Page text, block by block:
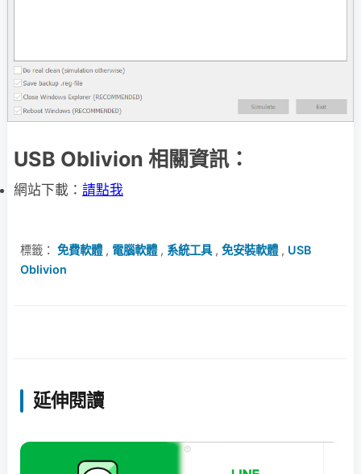
USB Oblivion 相關資訊：
網站下載： 請點我
標籤： 免費軟體, 電腦軟體, 系統工具, 免安裝軟體, USB
Oblivion
延伸閱讀